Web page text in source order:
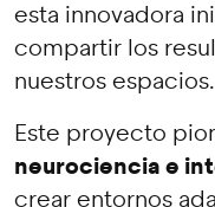
esta innovadora
compartir los
nuestros espacios.
Este proyecto
neurociencia e
crear entornos